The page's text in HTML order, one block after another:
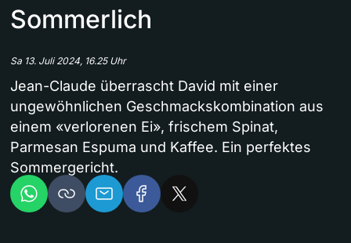
Sommerlich
Sa 13. Juli 2024, 16.25 Uhr
Jean-Claude überrascht David mit einer
ungewöhnlichen Geschmackskombination aus
einem «verlorenen Ei», frischem Spinat,
Parmesan Espuma und Kaffee. Ein perfektes
Sommergericht.